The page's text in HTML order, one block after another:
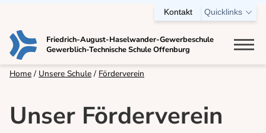
Kontakt Quicklinks
Friedrich-August-Haselwander-Gewerbeschule
Gewerblich-Technische Schule Offenburg
Bildungsangebot
Einjährige Berufsfachschule
Home Unsere Schule Förderverein
Unser Förderverein